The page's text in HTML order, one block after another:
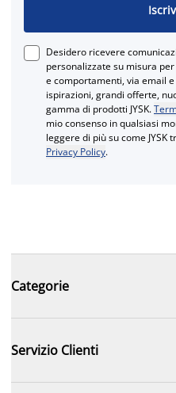
Desidero ricevere
personalizzate su misura
e comportamenti, via email
ispirazioni, grandi offerte,
gamma di prodotti JYSK.
mio consenso in qualsiasi
leggere di più su come
Privacy Policy.
Categorie
Servizio Clienti